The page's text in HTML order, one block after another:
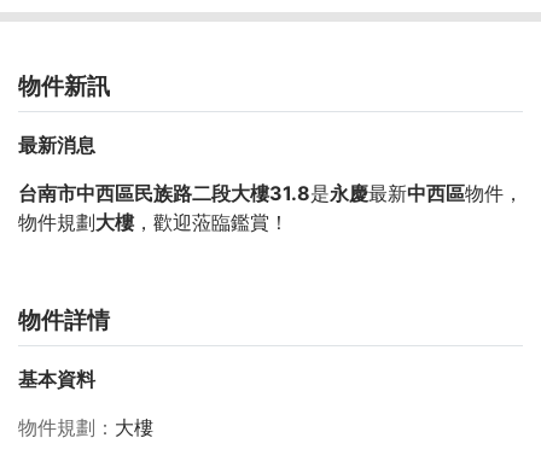
物件新訊
最新消息
台南市中西區民族路二段大樓31.8是永慶最新中西區物件，
物件規劃大樓，歡迎蒞臨鑑賞！
物件詳情
基本資料
物件規劃
大樓